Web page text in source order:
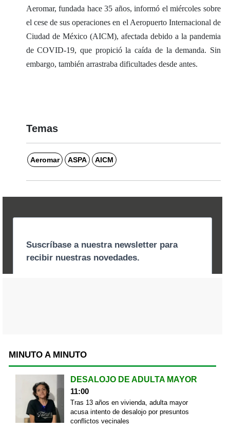
Aeromar, fundada hace 35 años, informó el miércoles sobre
el cese de sus operaciones en el Aeropuerto Internacional de
Ciudad de México (AICM), afectada debido a la pandemia
de COVID-19, que propició la caída de la demanda. Sin
embargo, también arrastraba dificultades desde antes.
Temas
Aeromar ASPA AICM
MINUTO A MINUTO
DESALOJO DE ADULTA MAYOR
11:00
Tras 13 años en vivienda, adulta mayor
acusa intento de desalojo por presuntos
conflictos vecinales